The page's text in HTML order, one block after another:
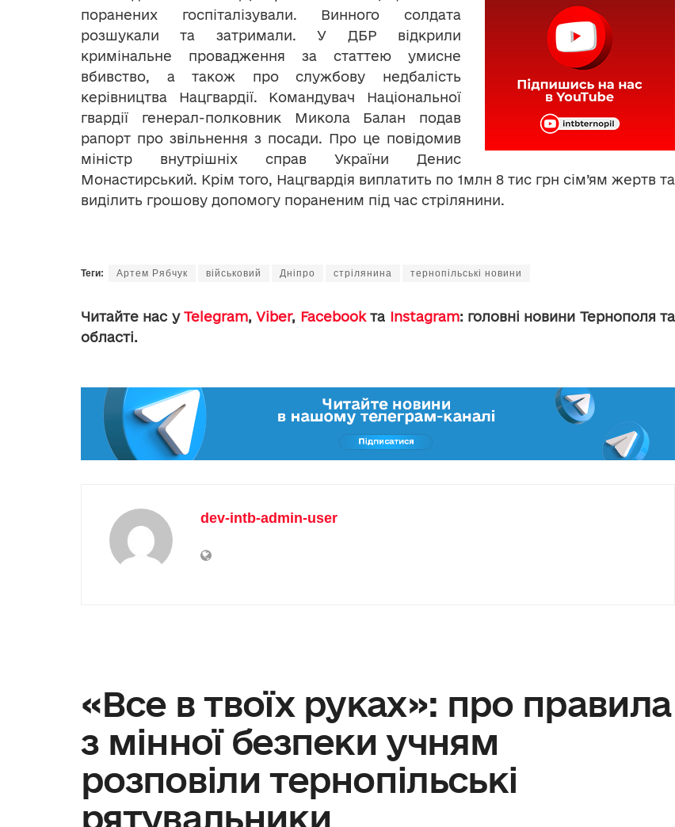
поранених госпіталізували. Винного солдата
розшукали та затримали. У ДБР відкрили
кримінальне провадження за статтею умисне
вбивство, а також про службову недбалість
керівництва Нацгвардії. Командувач Національної
гвардії генерал-полковник Микола Балан подав
рапорт про звільнення з посади. Про це повідомив
міністр внутрішніх справ України Денис
Монастирський. Крім того, Нацгвардія виплатить по 1млн 8 тис грн сім’ям жертв та
виділить грошову допомогу пораненим під час стрілянини.
Теги: Артем Рябчук військовий Дніпро стрілянина тернопільські новини
Читайте нас уTelegram,Viber, Facebookта Instagram: головні новини Тернополя та
області.
dev-intb-admin-user
«Все в твоїх руках»: про правила
з мінної безпеки учням
розповіли тернопільські
рятувальники